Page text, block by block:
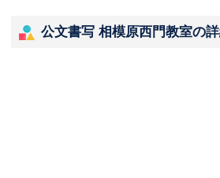
公文書写 相模原西門教室の